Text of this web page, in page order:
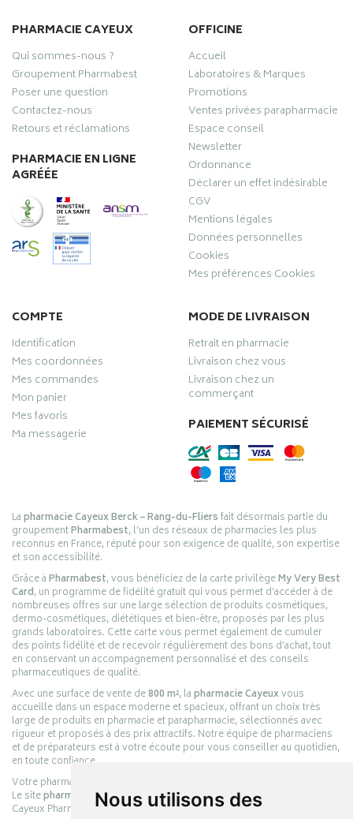
Nous utilisons des
PHARMACIE CAYEUX
Qui sommes-nous ?
Groupement Pharmabest
Poser une question
Contactez-nous
Retours et réclamations
PHARMACIE EN LIGNE
AGRÉÉE
OFFICINE
Accueil
Laboratoires & Marques
Promotions
Ventes privées parapharmacie
Espace conseil
Newsletter
Ordonnance
Déclarer un effet indésirable
CGV
Mentions légales
Données personnelles
Cookies
Mes préférences Cookies
COMPTE
Identification
Mes coordonnées
Mes commandes
Mon panier
Mes favoris
Ma messagerie
MODE DE LIVRAISON
Retrait en pharmacie
Livraison chez vous
Livraison chez un
commerçant
PAIEMENT SÉCURISÉ
Lapharmacie Cayeux Berck – Rang-du-Fliersfait désormais partie du
groupementPharmabest, l’un des réseaux de pharmacies les plus
reconnus en France, réputé pour son exigence de qualité, son expertise
et son accessibilité.
Grâce àPharmabest, vous bénéficiez de la carte privilègeMy Very Best
Card, un programme de fidélité gratuit qui vous permet d’accéder à de
nombreuses offres sur une large sélection de produits cosmétiques,
dermo-cosmétiques, diététiques et bien-être, proposés par les plus
grands laboratoires. Cette carte vous permet également de cumuler
des points fidélité et de recevoir régulièrement des bons d’achat, tout
en conservant un accompagnement personnalisé et des conseils
pharmaceutiques de qualité.
Avec une surface de vente de800 m², lapharmacie Cayeuxvous
accueille dans un espace moderne et spacieux, offrant un choix très
large de produits en pharmacie et parapharmacie, sélectionnés avec
rigueur et proposés à des prix attractifs. Notre équipe de pharmaciens
et de préparateurs est à votre écoute pour vous conseiller au quotidien,
en toute confiance.
Votre pharmacie en ligne :
Le sitepharmacie-cayeux.frest le prolongement digital de la pharmacie
Cayeux Pharmabest Berck-sur-Mer – Rang-du-Fliers.